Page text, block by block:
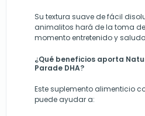
Su textura suave de fácil
animalitos hará de la toma
momento entretenido y
¿Qué beneficios aporta
Parade DHA?
Este suplemento alimenticio
puede ayudar a: